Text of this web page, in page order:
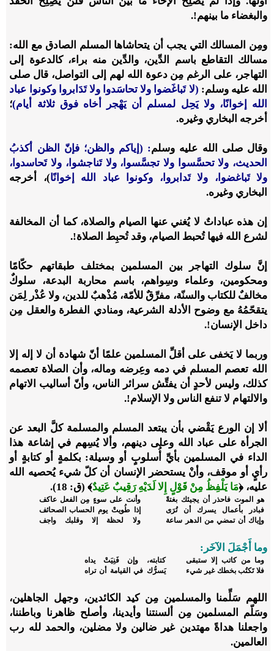
والبغضاء ما بينهم!.
ومِن المسالك التي يجب أن يتحاشاها المسلم الصادق مع الله:
مسالك التقاطع باسم الدِّين، والدِّين منه براء، كالدعوة إلى
التهاجر، على الرغم مِن دعوة الله لهم إلى التواصل، قال صلى
الله عليه وسلم: (لا تَباغَضوا ولا تحاسَدوا ولا تَدَابروا وكونوا عباد
الله إخوانًا، ولا يَحِل لمسلم أن يَهْجر أخاه فوق ثلاثة أيام)؛
أخرجه البخاري وغيره.
وقال صلى الله عليه وسلم: (إياكم والظن؛ فإنّ الظن أكذبُ
الحديث، ولا تحسَّسوا ولا تجسَّسوا، ولا تَناجشوا، ولا تَحاسدوا،
ولا تَباغضوا، ولا تَدابروا، وكونوا عباد الله إخوانًا)، أخرجه
البخاري وغيره.
إن هذه عباداتٌ لا يُغني عنها الصيام والصلاة، كما أن المخالفة
لشرع الله فيها تُحبط الصيام، وقد تُحبِط الصلاة!.
إنَّ سلوك التهاجر بين المسلمين بمختلف طبقاتهم حكّامًا
ومحكومين، وعلماء وسِواهم، باسم محاربة البدعة، سلوكٌ
مخالفٌ للكتاب والسنّة، مفرِّقٌ للأمّة، مُذْهبٌ للدين، ولا عُذْر لِمَن
يتقحّمُهُ مع وضوح الأدلة الشرعية، ومنادي الفطرة والعقل مِن
داخل الإنسان!.
وربما لا يَخفى على أقلِّ المسلمين علمًا أنّ شهادة أن لا إله إلا
الله تعصم المسلم في دمه وعِرضه وماله، وأن الصلاة تعصمه
كذلك، وليس لأحدٍ أن يفتِّش سرائر الناس، وأنّ أساليب الاتهام
والالتهام لا تنفع الناس ولا الإسلام!.
ألا إن الورع يَقْضي بأن يبتعد المسلم والمسلمة كلَّ البعد عن
الجرأة على عباد الله وعلى دينهم، وألا يُسِهم في إشاعة هذا
الداء في المسلمين بأيِّ أُسلوبٍ أو وسيلة: بكلمةٍ أو كتابةٍ أو
رأيٍ أو موقف، وأنْ يستحضر الإنسان أن كلّ شيء يُحصيه الله
عليه، ﴿مَا يَلْفِظُ مِنْ قَوْلٍ إِلا لَدَيْهِ رَقِيبٌ عَتِيدٌ﴾ (ق: 18).
هو الموت فاحذر أن يجيئك بغتةً
وأنت على سوءٍ مِن الفعل عاكف
فبادر بأعمال يسرك أن تُرَى
إذا طُويتْ يوم الحساب الصحائف
وإياك أن تمضي من الدهر ساعة
ولا لحظة إلا وقلبك واجف
وما أَجْمَلَ الآخَر:
وما من كاتب إلا ستبقى
كتابته، وإن فَنِيَتْ يداه
فلا تَكتُب بخطك غير شيء
يَسرُّك في القيامة أن تراه
اللهم سَلِّمنا والمسلمين مِن كيد الكائدين، وجهل الجاهلين،
وسَلّم المسلمين مِن ألسنتنا وأيدينا، وأصلح ظاهرنا وباطننا،
واجعلنا هداةً مهتدين غير ضالين ولا مضلين، والحمد لله رب
العالمين.